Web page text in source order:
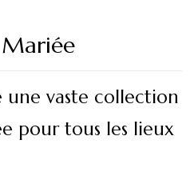
une vaste collection
pour tous les lieux